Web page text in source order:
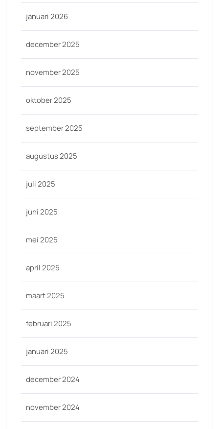
januari 2026
december 2025
november 2025
oktober 2025
september 2025
augustus 2025
juli 2025
juni 2025
mei 2025
april 2025
maart 2025
februari 2025
januari 2025
december 2024
november 2024